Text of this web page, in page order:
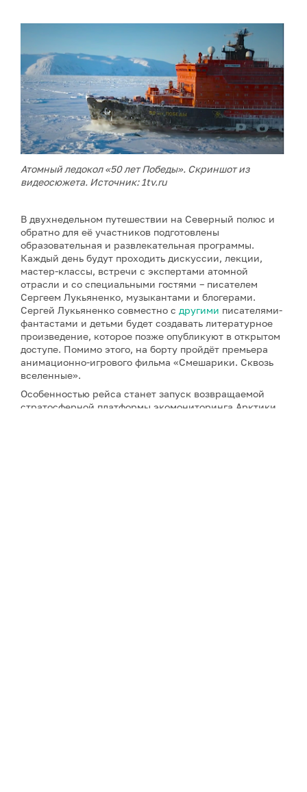
Атомный ледокол «50 лет Победы». Скриншот из
видеосюжета. Источник:1tv.ru
В двухнедельном путешествии на Северный полюс и
обратно для её участников подготовлены
образовательная и развлекательная программы.
Каждый день будут проходить дискуссии, лекции,
мастер-классы, встречи с экспертами атомной
отрасли и со специальными гостями – писателем
Сергеем Лукьяненко, музыкантами и блогерами.
Сергей Лукьяненко совместно с другими писателями-
фантастами и детьми будет создавать литературное
произведение, которое позже опубликуют в открытом
доступе. Помимо этого, на борту пройдёт премьера
анимационно-игрового фильма «Смешарики. Сквозь
вселенные».
Особенностью рейса станет запуск возвращаемой
стратосферной платформы экомониторинга Арктики,